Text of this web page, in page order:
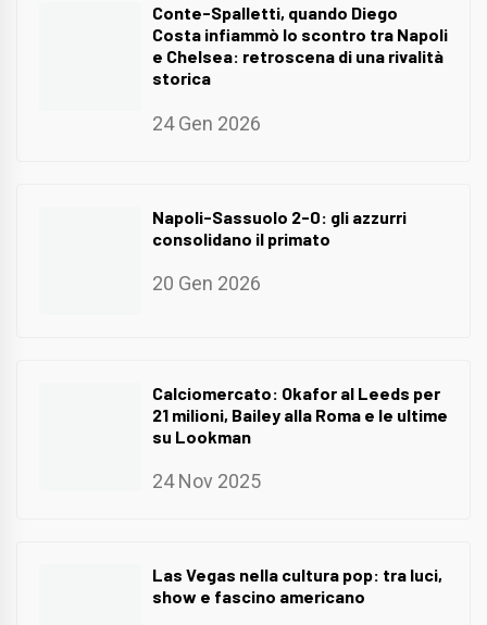
Conte-Spalletti, quando Diego
Costa infiammò lo scontro tra Napoli
e Chelsea: retroscena di una rivalità
storica
24 Gen 2026
Napoli-Sassuolo 2-0: gli azzurri
consolidano il primato
20 Gen 2026
Calciomercato: Okafor al Leeds per
21 milioni, Bailey alla Roma e le ultime
su Lookman
24 Nov 2025
Las Vegas nella cultura pop: tra luci,
show e fascino americano